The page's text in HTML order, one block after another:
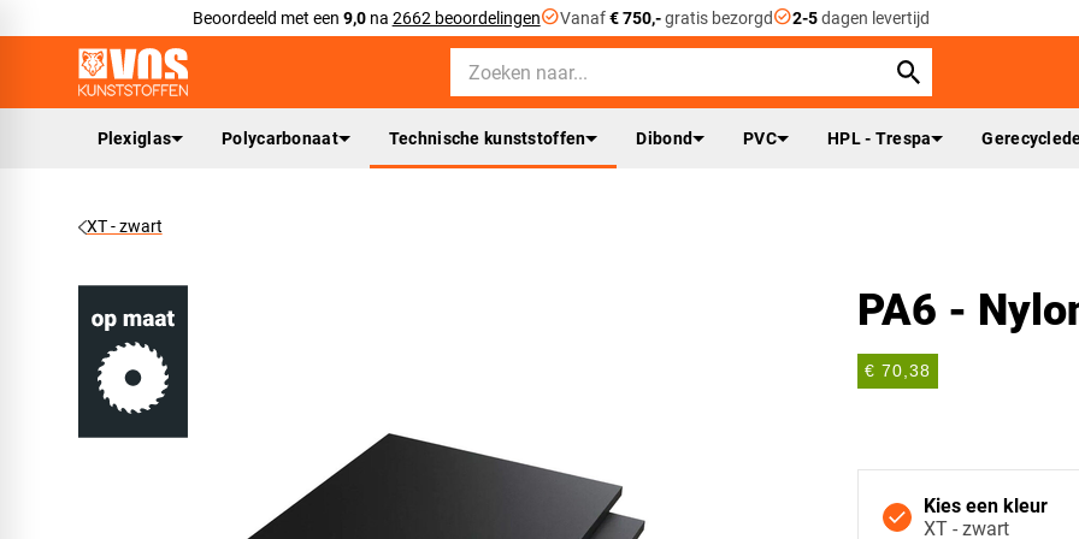
Beoordeeld met een 9,0na 2662 beoordelingencheck_circleVanaf€ 750,-gratis bezorgdcheck_circle2-5dagen levertijd
Plexiglas Polycarbonaat Technische kunststoffen Dibond PVC HPL - Trespa
XT - zwart
PA6 -
€ 70,38
Kies een kleur
XT - zwart